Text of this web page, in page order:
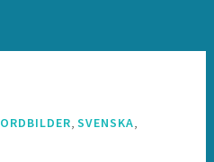
ORDBILDER,SVENSKA,